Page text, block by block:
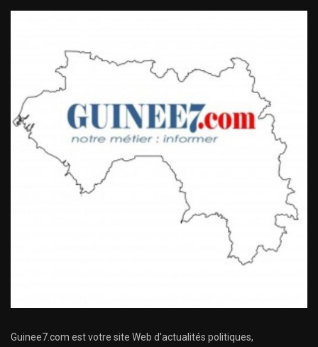
Guinee7.com est votre site Web d'actualités politiques,